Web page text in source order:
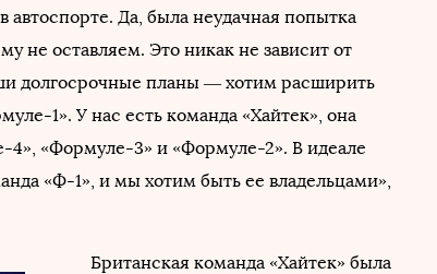
автоспорте. Да, была неудачная попытка
не оставляем. Это никак не зависит от
долгосрочные планы — хотим расширить
1». У нас есть команда «Хайтек», она
4», «Формуле-3» и «Формуле-2». В идеале
«Ф-1», и мы хотим быть ее владельцами»,
Британская команда «Хайтек» была